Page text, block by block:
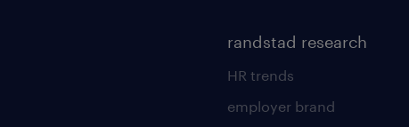
randstad research
HR trends
employer brand